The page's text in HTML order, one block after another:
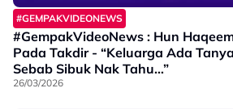
#GEMPAKVIDEONEWS
#GempakVideoNews : Hun
Pada Takdir - “Keluarga Ada
Sebab Sibuk Nak Tahu…”
26/03/2026